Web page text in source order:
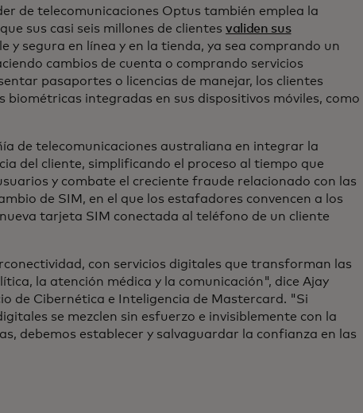
de telecomunicaciones Optus también emplea la
sus casi seis millones de clientes validen sus
y segura en línea y en la tienda, ya sea comprando un
cambios de cuenta o comprando servicios
pasaportes o licencias de manejar, los clientes
biométricas integradas en sus dispositivos móviles, como
de telecomunicaciones australiana en integrar la
del cliente, simplificando el proceso al tiempo que
y combate el creciente fraude relacionado con las
de SIM, en el que los estafadores convencen a los
tarjeta SIM conectada al teléfono de un cliente
con servicios digitales que transforman las
la atención médica y la comunicación", dice Ajay
de Cibernética e Inteligencia de Mastercard. "Si
se mezclen sin esfuerzo e invisiblemente con la
debemos establecer y salvaguardar la confianza en las